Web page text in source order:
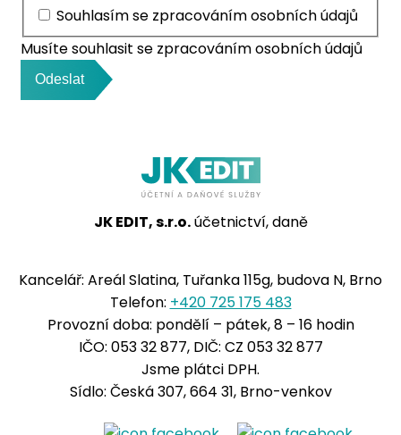
Souhlasím se zpracováním osobních údajů
Musíte souhlasit se zpracováním osobních údajů
Odeslat
JK EDIT, s.r.o.účetnictví, daně
Kancelář: Areál Slatina, Tuřanka 115g, budova N, Brno
Telefon: +420 725 175 483
Provozní doba: pondělí – pátek, 8 – 16 hodin
IČO: 053 32 877, DIČ: CZ 053 32 877
Jsme plátci DPH.
Sídlo: Česká 307, 664 31, Brno-venkov